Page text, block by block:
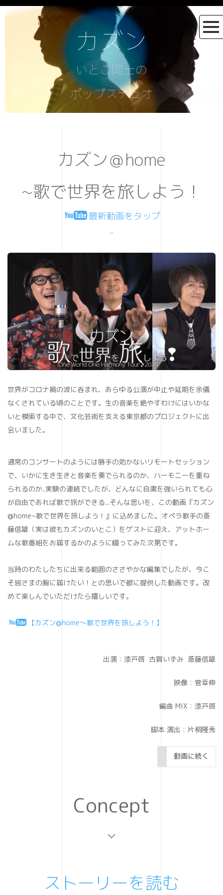
カズン
いとこ同士の
ポップスデュオ
カズン＠home
~歌で世界を旅しよう！
最新動画をタップ
世界がコロナ禍の波に呑まれ、あらゆる公演が中止や延期を余儀
なくされている頃のことです。生の音楽を絶やすわけにはいかな
いと模索する中で、文化芸術を支える東京都のプロジェクトに出
会いました。
通常のコンサートのようには勝手の効かないリモートセッション
で、いかに生き生きと音楽を奏でられるのか、ハーモニーを重ね
られるのか..実験の連続でしたが、どんなに自粛を強いられても心
が自由であれば歌で旅ができる...そんな思いを、この動画『カズン
@home~歌で世界を旅しよう！』 に込めました。 オペラ歌手の斎
藤信雄（実は彼もカズンのいとこ）をゲストに迎え、アットホー
ムな歌番組をお届するかのように綴ってみた次第です。
当時のわたしたちに出来る範囲のささやかな編集でしたが、今こ
そ皆さまの胸に届けたい！との思いで都に提供した動画です。改
めて楽しんでいただけたら嬉しいです。
【カズン@home～歌で世界を旅しよう！】
出演：漆戸啓 古賀いずみ 斎藤信雄
映像：菅幸伸
編曲 MIX：漆戸啓
脚本 演出：片桐隆秀
動画に続く
Concept
ストーリーを読む